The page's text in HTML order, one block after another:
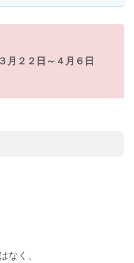
月２２日～４月６日
なく、